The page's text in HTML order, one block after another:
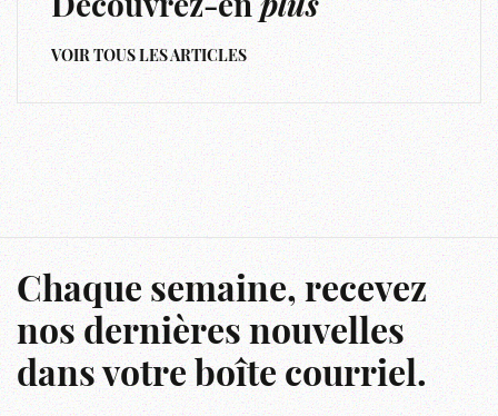
Découvrez-enplus
VOIR TOUS LES ARTICLES
Chaque semaine, recevez
nos dernières nouvelles
dans votre boîte courriel.